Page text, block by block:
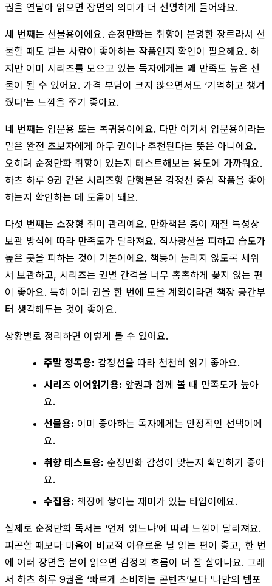
권을 연달아 읽으면 장면의 의미가 더 선명하게 들어와요.
세 번째는 선물용이에요. 순정만화는 취향이 분명한 장르라서 선
물할 때도 받는 사람이 좋아하는 작품인지 확인이 필요해요. 하
지만 이미 시리즈를 모으고 있는 독자에게는 꽤 만족도 높은 선
물이 될 수 있어요. 가격 부담이 크지 않으면서도 ‘기억하고 챙겨
줬다’는 느낌을 주기 좋아요.
네 번째는 입문용 또는 복귀용이에요. 다만 여기서 입문용이라는
말은 완전 초보자에게 아무 권이나 추천된다는 뜻은 아니에요.
오히려 순정만화 취향이 있는지 테스트해보는 용도에 가까워요.
하츠 하루 9권 같은 시리즈형 단행본은 감정선 중심 작품을 좋아
하는지 확인하는 데 도움이 돼요.
다섯 번째는 소장형 취미 관리예요. 만화책은 종이 재질 특성상
보관 방식에 따라 만족도가 달라져요. 직사광선을 피하고 습도가
높은 곳을 피하는 것이 기본이에요. 책등이 눌리지 않도록 세워
서 보관하고, 시리즈는 권별 간격을 너무 촘촘하게 꽂지 않는 편
이 좋아요. 특히 여러 권을 한 번에 모을 계획이라면 책장 공간부
터 생각해두는 것이 좋아요.
상황별로 정리하면 이렇게 볼 수 있어요.
주말 정독용: 감정선을 따라 천천히 읽기 좋아요.
시리즈 이어읽기용: 앞권과 함께 볼 때 만족도가 높아
요.
선물용: 이미 좋아하는 독자에게는 안정적인 선택이에
요.
취향 테스트용: 순정만화 감성이 맞는지 확인하기 좋아
요.
수집용: 책장에 쌓이는 재미가 있는 타입이에요.
실제로 순정만화 독서는 ‘언제 읽느냐’에 따라 느낌이 달라져요.
피곤할 때보다 마음이 비교적 여유로운 날 읽는 편이 좋고, 한 번
에 여러 장면을 붙여 읽으면 감정의 흐름이 더 잘 살아나요. 그래
서 하츠 하루 9권은 ‘빠르게 소비하는 콘텐츠’보다 ‘나만의 템포